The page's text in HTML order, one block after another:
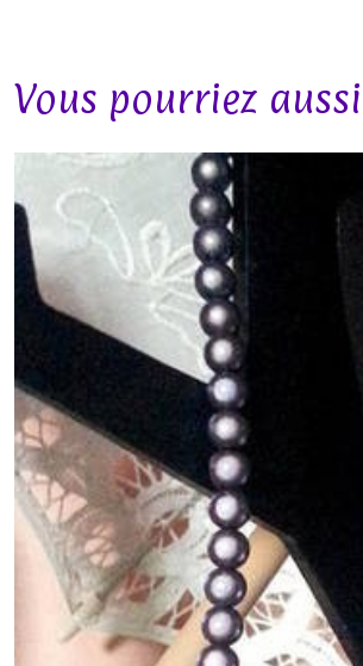
Vous pourriez